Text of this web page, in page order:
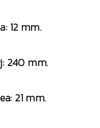
12 mm.
240 mm.
21 mm.